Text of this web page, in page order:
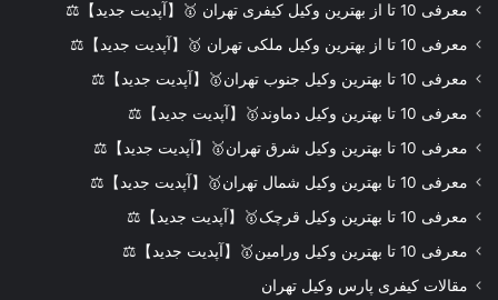
معرفی 10 تا از بهترین وکیل کیفری تهران 🥇【آپدیت جدید】⚖️
معرفی 10 تا از بهترین وکیل ملکی تهران 🥇【آپدیت جدید】⚖️
معرفی 10 تا بهترین وکیل جنوب تهران🥇【آپدیت جدید】⚖️
معرفی 10 تا بهترین وکیل دماوند🥇【آپدیت جدید】⚖️
معرفی 10 تا بهترین وکیل شرق تهران🥇【آپدیت جدید】⚖️
معرفی 10 تا بهترین وکیل شمال تهران🥇【آپدیت جدید】⚖️
معرفی 10 تا بهترین وکیل قرچک🥇【آپدیت جدید】⚖️
معرفی 10 تا بهترین وکیل ورامین🥇【آپدیت جدید】⚖️
مقالات کیفری پارس وکیل تهران